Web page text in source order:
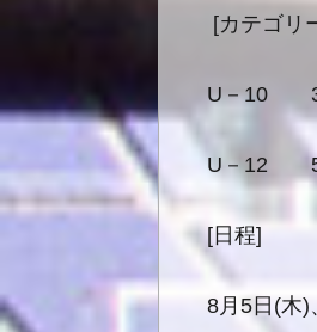
[カテゴリ
U－10 3
U－12 5
[日程]
8月5日(木)